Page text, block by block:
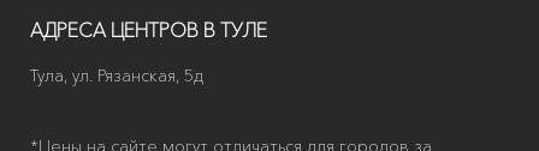
АДРЕСА ЦЕНТРОВ В ТУЛЕ
Тула, ул. Рязанская, 5д
*Цены на сайте могут отличаться для городов за